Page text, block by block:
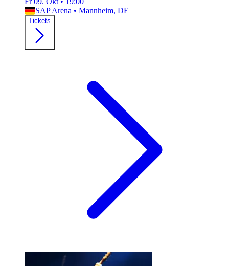
SAP Arena • Mannheim, DE
Tickets